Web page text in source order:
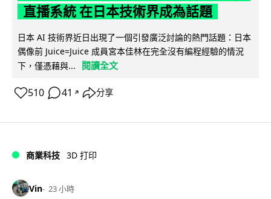
直播系統 在日本技術界成為話題
日本 AI 技術界近日出現了一個引發廣泛討論的熱門話題：日本
偶像前 Juice=Juice 成員宮本佳林在完全沒有編程經驗的情況
下，僅憑藉與...
閱讀全文
510 41 ↗ 分享
商業科技 3D 打印
Vin 23 小時